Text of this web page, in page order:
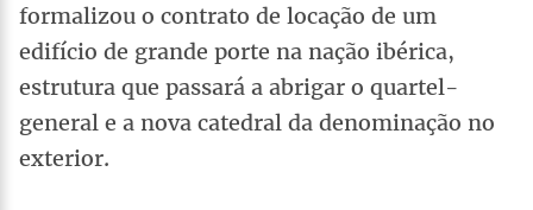
formalizou o contrato de locação de um
edifício de grande porte na nação ibérica,
estrutura que passará a abrigar o quartel-
general e a nova catedral da denominação no
exterior.